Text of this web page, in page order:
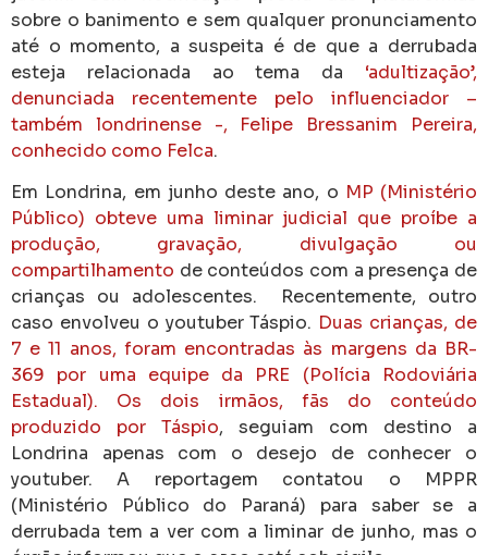
sobre o banimento e sem qualquer pronunciamento
até o momento, a suspeita é de que a derrubada
esteja relacionada ao tema da ‘adultização’,
denunciada recentemente pelo influenciador –
também londrinense -, Felipe Bressanim Pereira,
conhecido como Felca.
Em Londrina, em junho deste ano, o MP (Ministério
Público) obteve uma liminar judicial que proíbe a
produção, gravação, divulgação ou
compartilhamento de conteúdos com a presença de
crianças ou adolescentes. Recentemente, outro
caso envolveu o youtuber Táspio. Duas crianças, de
7 e 11 anos, foram encontradas às margens da BR-
369 por uma equipe da PRE (Polícia Rodoviária
Estadual). Os dois irmãos, fãs do conteúdo
produzido por Táspio, seguiam com destino a
Londrina apenas com o desejo de conhecer o
youtuber. A reportagem contatou o MPPR
(Ministério Público do Paraná) para saber se a
derrubada tem a ver com a liminar de junho, mas o